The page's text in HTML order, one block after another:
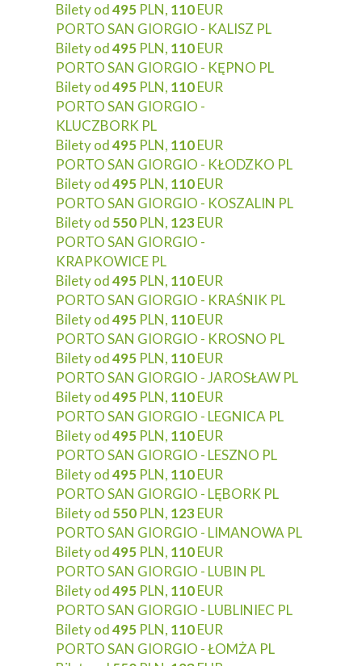
Bilety od495 PLN, 110EUR
PORTO SAN GIORGIO - KALISZ PL
Bilety od495 PLN, 110EUR
PORTO SAN GIORGIO - KĘPNO PL
Bilety od495 PLN, 110EUR
PORTO SAN GIORGIO -
KLUCZBORK PL
Bilety od495 PLN, 110EUR
PORTO SAN GIORGIO - KŁODZKO PL
Bilety od495 PLN, 110EUR
PORTO SAN GIORGIO - KOSZALIN PL
Bilety od 550 PLN, 123EUR
PORTO SAN GIORGIO -
KRAPKOWICE PL
Bilety od495 PLN, 110EUR
PORTO SAN GIORGIO - KRAŚNIK PL
Bilety od495 PLN, 110EUR
PORTO SAN GIORGIO - KROSNO PL
Bilety od495 PLN, 110EUR
PORTO SAN GIORGIO - JAROSŁAW PL
Bilety od495 PLN, 110EUR
PORTO SAN GIORGIO - LEGNICA PL
Bilety od495 PLN, 110EUR
PORTO SAN GIORGIO - LESZNO PL
Bilety od495 PLN, 110EUR
PORTO SAN GIORGIO - LĘBORK PL
Bilety od 550 PLN, 123EUR
PORTO SAN GIORGIO - LIMANOWA PL
Bilety od495 PLN, 110EUR
PORTO SAN GIORGIO - LUBIN PL
Bilety od495 PLN, 110EUR
PORTO SAN GIORGIO - LUBLINIEC PL
Bilety od495 PLN, 110EUR
PORTO SAN GIORGIO - ŁOMŻA PL